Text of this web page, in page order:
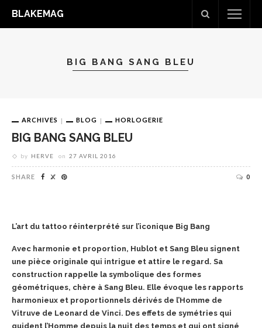
BLAKEMAG
BIG BANG SANG BLEU
ARCHIVES BLOG HORLOGERIE
BIG BANG SANG BLEU
by HERVE on 27 AVRIL 2016
SHARE 0
L’art du tattoo réinterprété sur l’iconique Big Bang
Avec harmonie et proportion, Hublot et Sang Bleu signent
une pièce originale qui intrigue et attire le regard. Sa
construction rappelle la symbolique des formes
géométriques, chère à Sang Bleu. Elle évoque les rapports
harmonieux et proportionnels dérivés de l’Homme de
Vitruve de Leonard de Vinci. Des effets de symétries qui
guident l’Homme depuis la nuit des temps et qui ont signé